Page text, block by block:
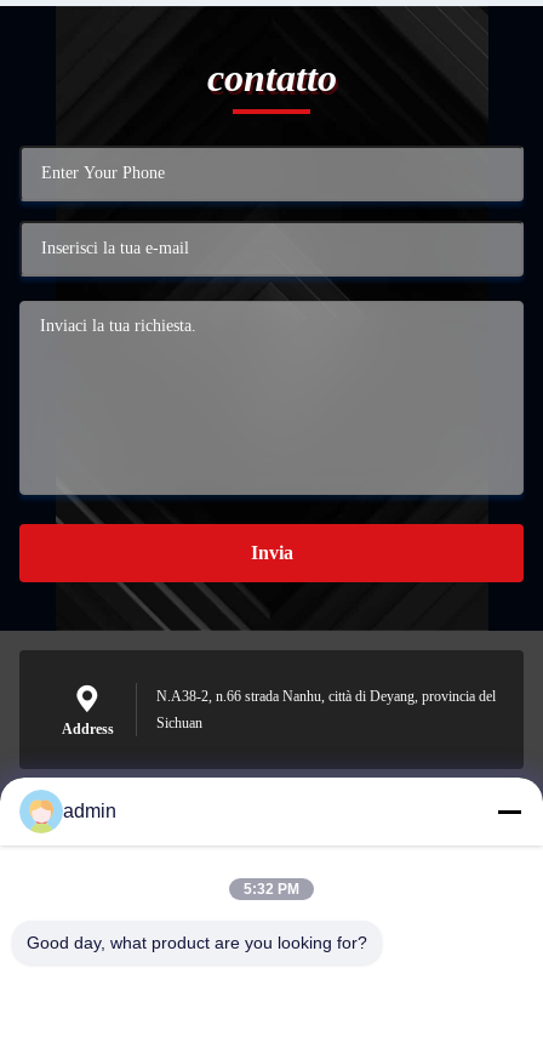
contatto
Invia
Address
N.A38-2, n.66 strada Nanhu, città di Deyang, provincia del
Sichuan
Nero@enlaibio.com
admin
5:32 PM
Good day, what product are you looking for?